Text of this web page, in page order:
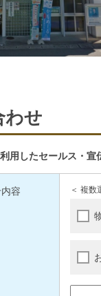
わせ
用したセールス・宣
容 ＜ 複数